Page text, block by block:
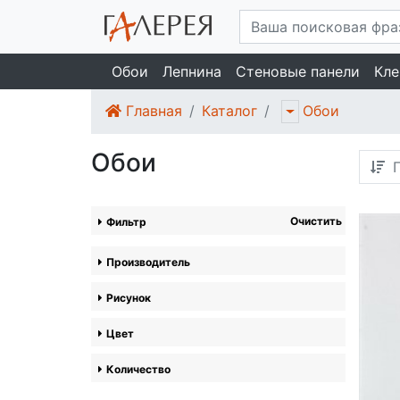
Обои Лепнина Стеновые панели
Главная Каталог Обои
Обои
Фильтр Очистить
Производитель
Рисунок
Цвет
Количество